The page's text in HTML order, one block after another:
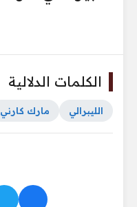
الكلمات الدلالية
الليبرالي مارك كارني